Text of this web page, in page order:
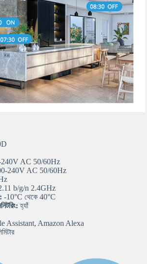
240V AC 50/60Hz
240V AC 50/60Hz
b/g/n 2.4GHz
-10°C থেকে 40°C
হ্যাঁ
Assistant, Amazon Alexa